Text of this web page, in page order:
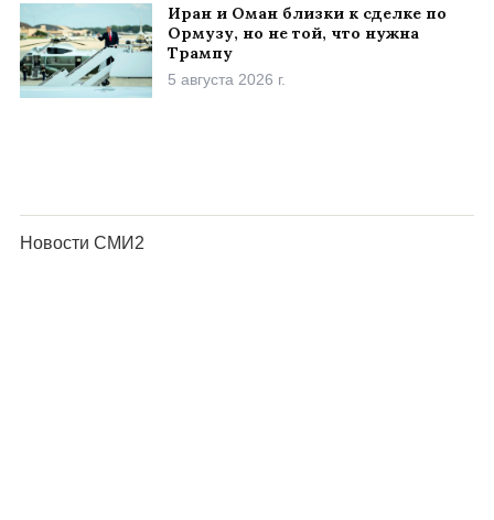
Иран и Оман близки к сделке по
Ормузу, но не той, что нужна
Трампу
5 августа 2026 г.